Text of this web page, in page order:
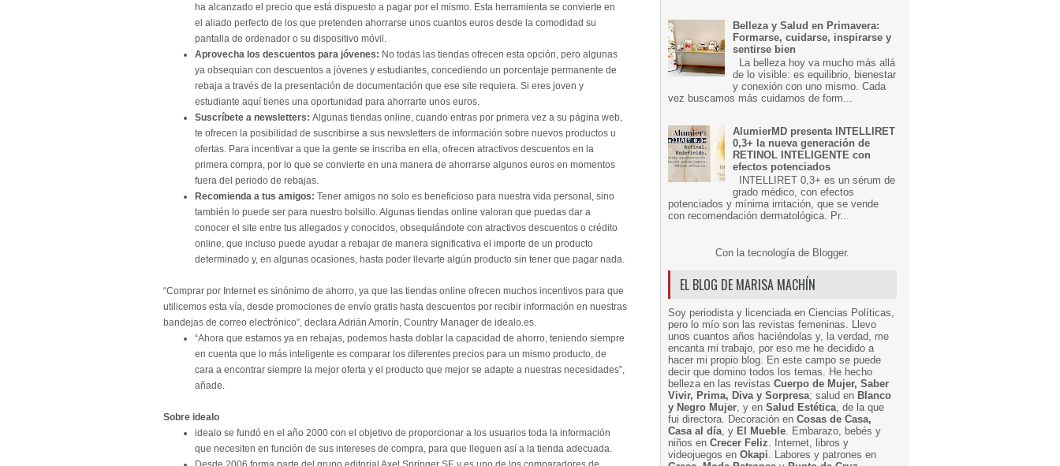
ha alcanzado el precio que está dispuesto a pagar por el mismo. Esta herramienta se convierte en
el aliado perfecto de los que pretenden ahorrarse unos cuantos euros desde la comodidad su
pantalla de ordenador o su dispositivo móvil.
Aprovecha los descuentos para jóvenes: No todas las tiendas ofrecen esta opción, pero algunas
ya obsequian con descuentos a jóvenes y estudiantes, concediendo un porcentaje permanente de
rebaja a través de la presentación de documentación que ese site requiera. Si eres joven y
estudiante aquí tienes una oportunidad para ahorrarte unos euros.
Suscríbete a newsletters: Algunas tiendas online, cuando entras por primera vez a su página web,
te ofrecen la posibilidad de suscribirse a sus newsletters de información sobre nuevos productos u
ofertas. Para incentivar a que la gente se inscriba en ella, ofrecen atractivos descuentos en la
primera compra, por lo que se convierte en una manera de ahorrarse algunos euros en momentos
fuera del periodo de rebajas.
Recomienda a tus amigos: Tener amigos no solo es beneficioso para nuestra vida personal, sino
también lo puede ser para nuestro bolsillo. Algunas tiendas online valoran que puedas dar a
conocer el site entre tus allegados y conocidos, obsequiándote con atractivos descuentos o crédito
online, que incluso puede ayudar a rebajar de manera significativa el importe de un producto
determinado y, en algunas ocasiones, hasta poder llevarte algún producto sin tener que pagar nada.
“Comprar por Internet es sinónimo de ahorro, ya que las tiendas online ofrecen muchos incentivos para que
utilicemos esta vía, desde promociones de envío gratis hasta descuentos por recibir información en nuestras
bandejas de correo electrónico”, declara Adrián Amorín, Country Manager de idealo.es.
“Ahora que estamos ya en rebajas, podemos hasta doblar la capacidad de ahorro, teniendo siempre
en cuenta que lo más inteligente es comparar los diferentes precios para un mismo producto, de
cara a encontrar siempre la mejor oferta y el producto que mejor se adapte a nuestras necesidades”,
añade.
Sobre idealo
idealo se fundó en el año 2000 con el objetivo de proporcionar a los usuarios toda la información
que necesiten en función de sus intereses de compra, para que lleguen así a la tienda adecuada.
Belleza y Salud en Primavera:
Formarse, cuidarse, inspirarse y
sentirse bien
La belleza hoy va mucho más allá
de lo visible: es equilibrio, bienestar
y conexión con uno mismo. Cada
vez buscamos más cuidarnos de form...
AlumierMD presenta INTELLIRET
0,3+ la nueva generación de
RETINOL INTELIGENTE con
efectos potenciados
INTELLIRET 0,3+ es un sérum de
grado médico, con efectos
potenciados y mínima irritación, que se vende
con recomendación dermatológica. Pr...
Con la tecnología de Blogger.
EL BLOG DE MARISA MACHÍN
Soy periodista y licenciada en Ciencias Políticas,
pero lo mío son las revistas femeninas. Llevo
unos cuantos años haciéndolas y, la verdad, me
encanta mi trabajo, por eso me he decidido a
hacer mi propio blog. En este campo se puede
decir que domino todos los temas. He hecho
belleza en las revistas Cuerpo de Mujer, Saber
Vivir, Prima, Diva y Sorpresa; salud en Blanco
y Negro Mujer, y en Salud Estética, de la que
fui directora. Decoración en Cosas de Casa,
Casa al día, y El Mueble. Embarazo, bebés y
niños en Crecer Feliz. Internet, libros y
videojuegos en Okapi. Labores y patrones en